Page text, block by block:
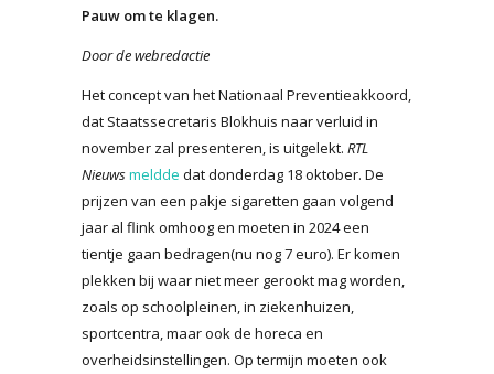
Pauw om te klagen.
Door de webredactie
Het concept van het Nationaal Preventieakkoord,
dat Staatssecretaris Blokhuis naar verluid in
november zal presenteren, is uitgelekt. RTL
Nieuwsmeldde dat donderdag 18 oktober. De
prijzen van een pakje sigaretten gaan volgend
jaar al flink omhoog en moeten in 2024 een
tientje gaan bedragen(nu nog 7 euro). Er komen
plekken bij waar niet meer gerookt mag worden,
zoals op schoolpleinen, in ziekenhuizen,
sportcentra, maar ook de horeca en
overheidsinstellingen. Op termijn moeten ook